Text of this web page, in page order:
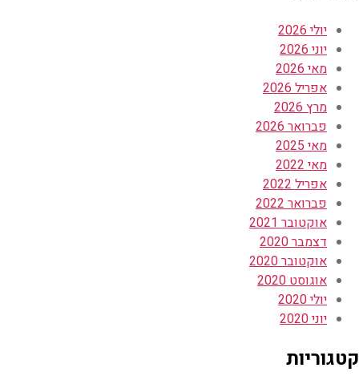
יולי 2026
יוני 2026
מאי 2026
אפריל 2026
מרץ 2026
פברואר 2026
מאי 2025
מאי 2022
אפריל 2022
פברואר 2022
אוקטובר 2021
דצמבר 2020
אוקטובר 2020
אוגוסט 2020
יולי 2020
יוני 2020
קטגוריות